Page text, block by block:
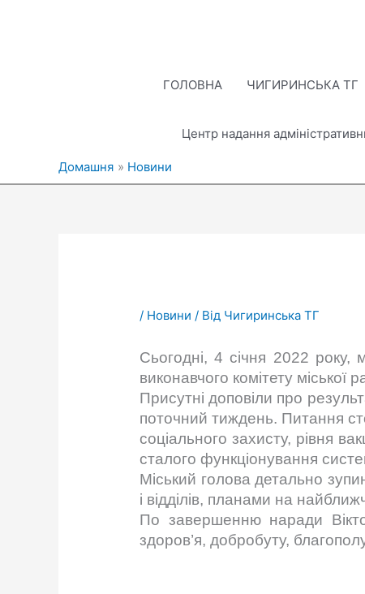
ГОЛОВНА ЧИГИРИНСЬКА ТГ
Центр надання
Домашня Новини
/ Новини / Від Чигиринська ТГ
Сьогодні, 4 січня 2022 року,
виконавчого комітету міської
Присутні доповіли про
поточний тиждень. Питання
соціального захисту, рівня
сталого функціонування
Міський голова детально
і відділів, планами на
По завершенню наради
здоров’я, добробуту,